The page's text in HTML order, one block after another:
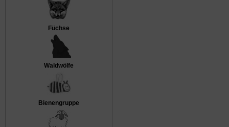
Füchse
Waldwölfe
Bienengruppe